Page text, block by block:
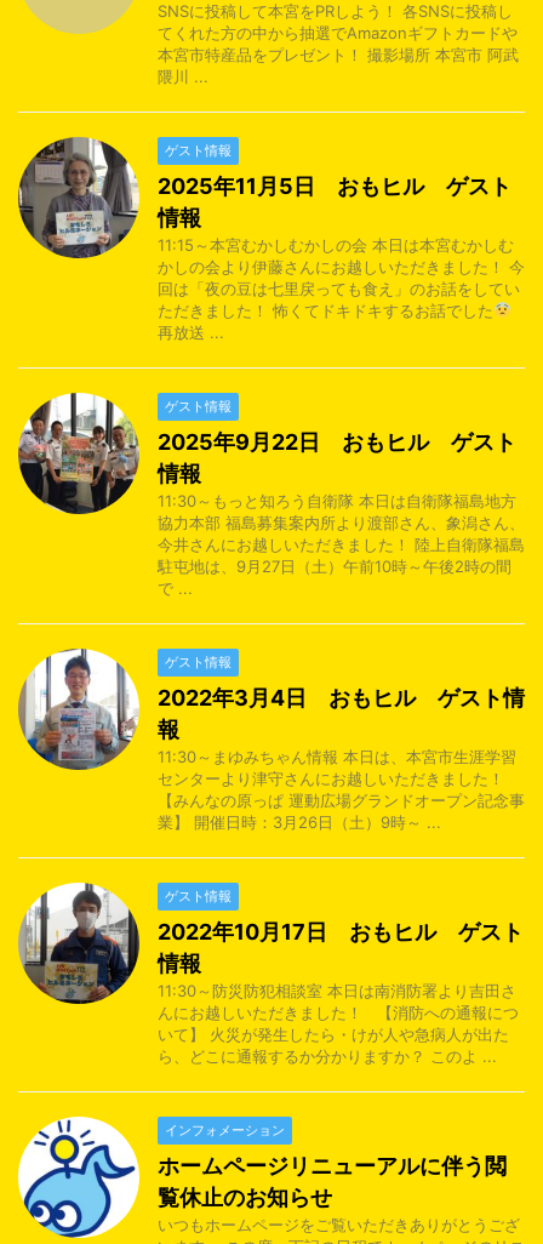
SNSに投稿して本宮をPRしよう！ 各SNSに投稿し
てくれた方の中から抽選でAmazonギフトカードや
本宮市特産品をプレゼント！ 撮影場所 本宮市 阿武
隈川 ...
ゲスト情報
2025年11月5日 おもヒル ゲスト
情報
11:15～本宮むかしむかしの会 本日は本宮むかしむ
かしの会より伊藤さんにお越しいただきました！ 今
回は「夜の豆は七里戻っても食え」のお話をしてい
ただきました！ 怖くてドキドキするお話でした
再放送 ...
ゲスト情報
2025年9月22日 おもヒル ゲスト
情報
11:30～もっと知ろう自衛隊 本日は自衛隊福島地方
協力本部 福島募集案内所より渡部さん、象潟さん、
今井さんにお越しいただきました！ 陸上自衛隊福島
駐屯地は、9月27日（土）午前10時～午後2時の間
で ...
ゲスト情報
2022年3月4日 おもヒル ゲスト情
報
11:30～まゆみちゃん情報 本日は、本宮市生涯学習
センターより津守さんにお越しいただきました！
【みんなの原っぱ 運動広場グランドオープン記念事
業】 開催日時：3月26日（土）9時～ ...
ゲスト情報
2022年10月17日 おもヒル ゲスト
情報
11:30～防災防犯相談室 本日は南消防署より吉田さ
んにお越しいただきました！ 【消防への通報につ
いて】 火災が発生したら・けが人や急病人が出た
ら、どこに通報するか分かりますか？ このよ ...
インフォメーション
ホームページリニューアルに伴う閲
覧休止のお知らせ
いつもホームページをご覧いただきありがとうござ